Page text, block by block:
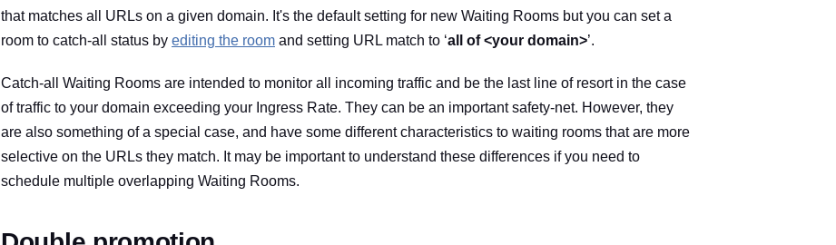
that matches all URLs on a given domain. It's the default setting for new Waiting Rooms but you can set a
room to catch-all status by editing the room and setting URL match to ‘all of <your domain>’.
Catch-all Waiting Rooms are intended to monitor all incoming traffic and be the last line of resort in the case
of traffic to your domain exceeding your Ingress Rate. They can be an important safety-net. However, they
are also something of a special case, and have some different characteristics to waiting rooms that are more
selective on the URLs they match. It may be important to understand these differences if you need to
schedule multiple overlapping Waiting Rooms.